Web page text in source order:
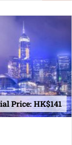
Price: HK$141